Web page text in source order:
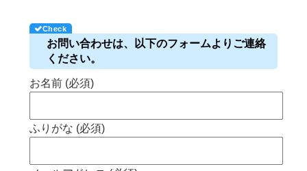
お問い合わせは、以下のフォームよりご連絡
ください。
お名前 (必須)
ふりがな (必須)